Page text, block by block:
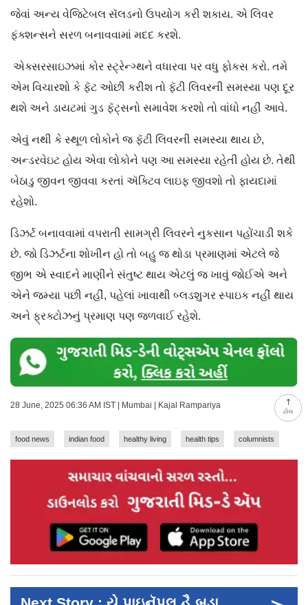
ટોચ
જેવાં અન્ય વેજિટેબલ સૅલડનો ઉપયોગ કરી શકાય. એ લિવર
ફંક્શન્સને સરળ બનાવવામાં મદદ કરશે.
એક્સરસાઇઝમાં કોર સ્ટ્રેન્ગ્થને વધારવા પર વધુ ફોકસ કરો. તમે
એમ વિચારશો કે ફૅટ ઓછી કરીશ તો ફૅટી લિવરની સમસ્યા પણ દૂર
થશે અને ડાયટમાં ગુડ ફૅટ્સનો સમાવેશ કરશો તો વાંધો નહીં આવે.
એવું નથી કે સ્થૂળ લોકોને જ ફૅટી લિવરની સમસ્યા થાય છે,
અન્ડરવેઇટ હોય એવા લોકોને પણ આ સમસ્યા રહેતી હોય છે. તેથી
બેઠાડુ જીવન જીવવા કરતાં ઍક્ટિવ લાઇફ જીવશો તો ફાયદામાં
રહેશો.
ડિઝર્ટ બનાવવામાં વપરાતી સામગ્રી લિવરને નુકસાન પહોંચાડી શકે
છે. જો ડિઝર્ટના શોખીન હો તો બહુ જ થોડા પ્રમાણમાં એટલે જે
જીભ એ સ્વાદને માણીને સંતુષ્ટ થાય એટલું જ ખાવું જોઈએ અને
એને જમ્યા પછી નહીં, પહેલાં ખાવાથી બ્લડશુગર સ્પાઇક નહીં થાય
અને ફ્રક્ટોઝનું પ્રમાણ પણ જળવાઈ રહેશે.
28 June, 2025 06:36 AM IST | Mumbai | Kajal Rampariya
food news indian food healthy living health tips columnists